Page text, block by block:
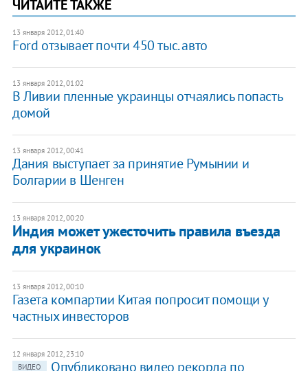
ЧИТАЙТЕ ТАКЖЕ
13 января 2012, 01:40
Ford отзывает почти 450 тыс. авто
13 января 2012, 01:02
​В Ливии пленные украинцы отчаялись попасть
домой
13 января 2012, 00:41
​Дания выступает за принятие Румынии и
Болгарии в Шенген
13 января 2012, 00:20
Индия может ужесточить правила въезда
для украинок
13 января 2012, 00:10
Газета компартии Китая попросит помощи у
частных инвесторов
12 января 2012, 23:10
ВИДЕО
Опубликовано видео рекорда по